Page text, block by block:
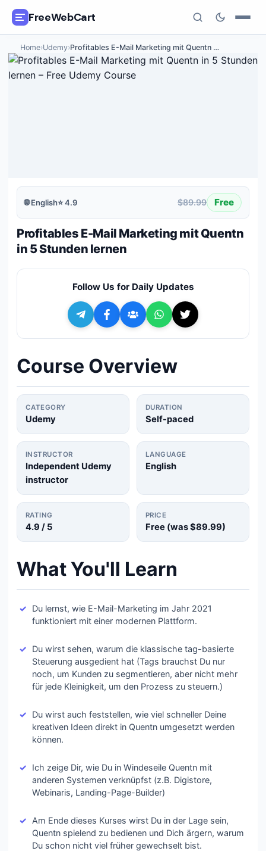
FreeWebCart
🎓All Free Courses
About Us
+ Submit a Course
Home›Udemy›Profitables E-Mail Marketing mit Quentn …
🌐English⭐4.9 $89.99 Free
Profitables E-Mail Marketing mit Quentn
in 5 Stunden lernen
Follow Us for Daily Updates
Course Overview
CATEGORY
Udemy
DURATION
Self-paced
INSTRUCTOR
Independent Udemy
instructor
LANGUAGE
English
RATING
4.9 / 5
PRICE
Free (was$89.99)
What You'll Learn
Du lernst, wie E-Mail-Marketing im Jahr 2021
funktioniert mit einer modernen Plattform.
Du wirst sehen, warum die klassische tag-basierte
Steuerung ausgedient hat (Tags brauchst Du nur
noch, um Kunden zu segmentieren, aber nicht mehr
für jede Kleinigkeit, um den Prozess zu steuern.)
Du wirst auch feststellen, wie viel schneller Deine
kreativen Ideen direkt in Quentn umgesetzt werden
können.
Ich zeige Dir, wie Du in Windeseile Quentn mit
anderen Systemen verknüpfst (z.B. Digistore,
Webinaris, Landing-Page-Builder)
Am Ende dieses Kurses wirst Du in der Lage sein,
Quentn spielend zu bedienen und Dich ärgern, warum
Du schon nicht viel früher gewechselt bist.